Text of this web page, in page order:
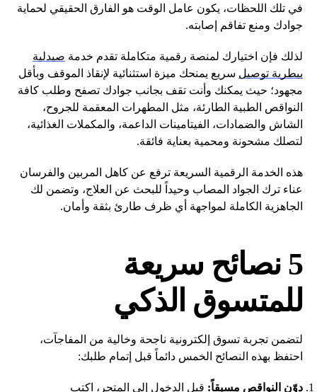
في تلك اللحظات، يكون عامل الوقت هو الفارق الحقيقي لحماية
جوادك ومنع تفاقم إصابته.
لذلك فإن اختيارك لمنصة رقمية متكاملة تقدم خدمة صيدلية
بيطرية توصيل سريع يمنحك ميزة استثنائية لإنقاذ الموقف وبأقل
مجهود؛ حيث يمكنك وأنت تقف بجانب جوادك تصفح وطلب كافة
النواقص الطبية الطارئة، مثل المطهرات المعقمة للجروح،
الشاش والضمادات، الفيتامينات الداعمة، والمكملات الغذائية،
لتصلك مشحونة ومحمية بعناية فائقة.
هذه الخدمة الرقمية السريعة ترفع عن كاهل المربين والفرسان
عناء ترك الجواد المصاب وحيداً للبحث عن العلاج، وتضمن لك
الجاهزية الكاملة لمواجهة أي ظرف طارئ بثقة وأمان.
5 نصائح سريعة
للمتسوق الذكي
لتضمن تجربة تسوق إلكترونية ناجحة وخالية من المفاجآت،
احتفظ بهذه النصائح الخمس دائماً قبل إتمام طلبك:
دوّن النواقص مسبقاً: قبل الدخول إلى المتجر، اكتب